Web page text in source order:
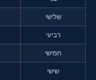
שלישי
רביעי
חמישי
שישי